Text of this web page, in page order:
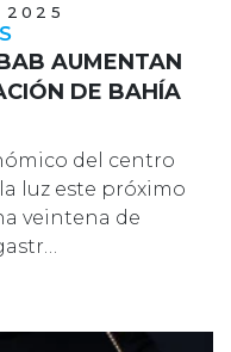
2025
AUMENTAN
DE BAHÍA
del centro
luz este próximo
veintena de